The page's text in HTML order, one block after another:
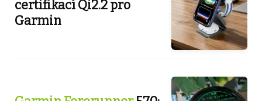
certifikací Qi2.2 pro
Garmin